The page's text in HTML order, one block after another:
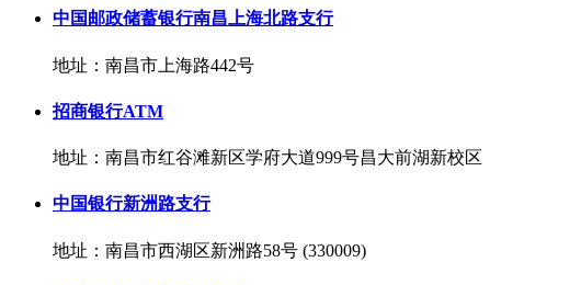
中国邮政储蓄银行南昌上海北路支行
地址：南昌市上海路442号
招商银行ATM
地址：南昌市红谷滩新区学府大道999号昌大前湖新校区
中国银行新洲路支行
地址：南昌市西湖区新洲路58号 (330009)